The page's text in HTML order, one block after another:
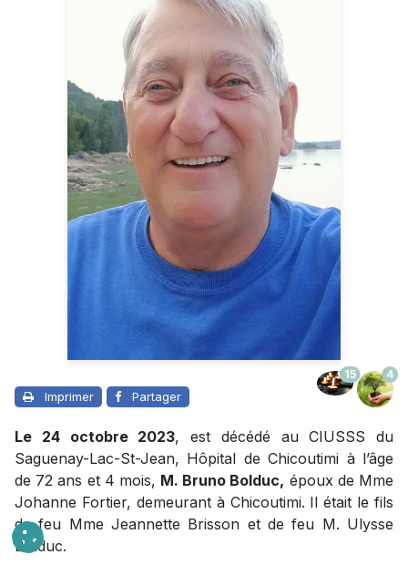
Imprimer Partager
15 4
Le 24 octobre 2023, est décédé au CIUSSS du
Saguenay-Lac-St-Jean, Hôpital de Chicoutimi à l’âge
de 72 ans et 4 mois, M. Bruno Bolduc, époux de Mme
Johanne Fortier, demeurant à Chicoutimi. Il était le fils
de feu Mme Jeannette Brisson et de feu M. Ulysse
Bolduc.